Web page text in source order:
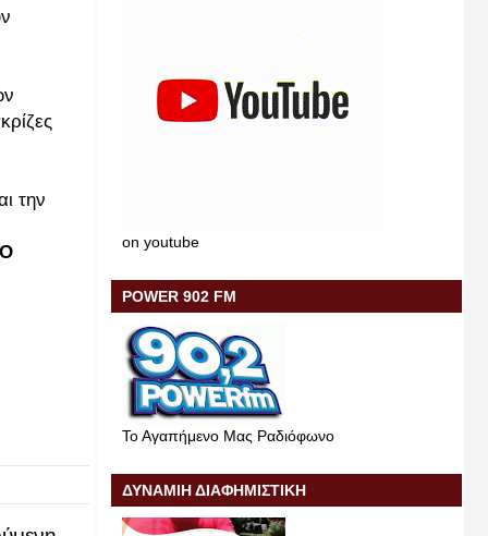
την
on youtube
POWER 902 FM
Το Αγαπήμενο Μας Ραδιόφωνο
ΔΥΝΑΜΙΗ ΔΙΑΦΗΜΙΣΤΙΚΗ